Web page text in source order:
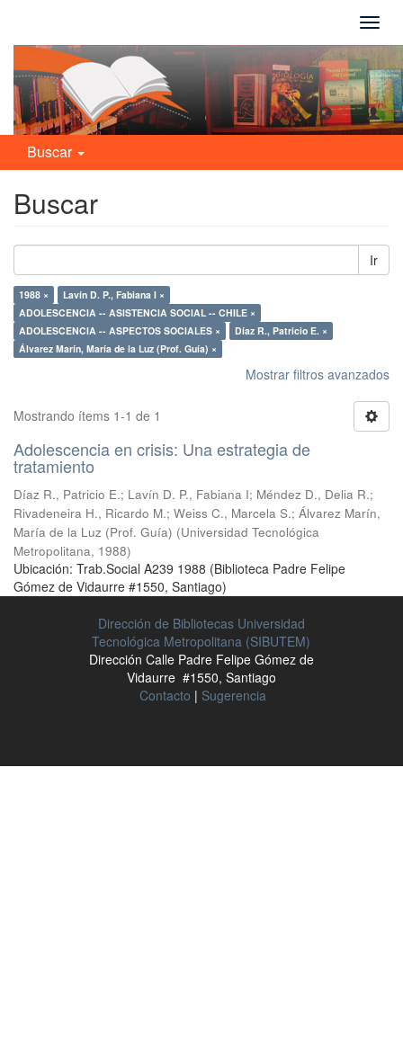
Buscar
Buscar
Ir
1988 ×
Lavín D. P., Fabiana I ×
ADOLESCENCIA -- ASISTENCIA SOCIAL -- CHILE ×
ADOLESCENCIA -- ASPECTOS SOCIALES ×
Díaz R., Patricio E. ×
Álvarez Marín, María de la Luz (Prof. Guía) ×
Mostrar filtros avanzados
Mostrando ítems 1-1 de 1
Adolescencia en crisis: Una estrategia de
tratamiento
Díaz R., Patricio E.; Lavín D. P., Fabiana I; Méndez D., Delia R.;
Rivadeneira H., Ricardo M.; Weiss C., Marcela S.; Álvarez Marín,
María de la Luz (Prof. Guía) (Universidad Tecnológica
Metropolitana, 1988)
Ubicación: Trab.Social A239 1988 (Biblioteca Padre Felipe
Gómez de Vidaurre #1550, Santiago)
Dirección de Bibliotecas Universidad
Tecnológica Metropolitana (SIBUTEM)
Dirección Calle Padre Felipe Gómez de
Vidaurre #1550, Santiago
Contacto | Sugerencia